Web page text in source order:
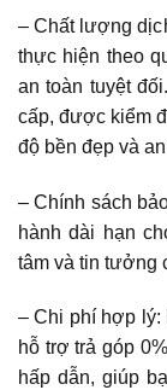
– Chất lượng
thực hiện theo
an toàn tuyệt
cấp, được kiểm
độ bền đẹp và
– Chính sách
hành dài hạn
tâm và tin tưởng
– Chi phí hợp lý:
hỗ trợ trả góp
hấp dẫn, giúp